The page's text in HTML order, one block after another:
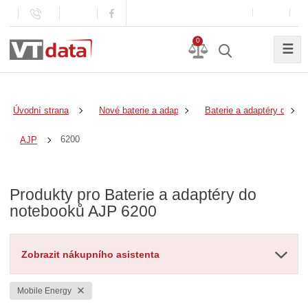
0
☰
Úvodní strana Nové baterie a adaptéry Baterie a adaptéry do
AJP 6200
Produkty pro Baterie a adaptéry do
notebooků AJP 6200
Zobrazit nákupního asistenta
Mobile Energy